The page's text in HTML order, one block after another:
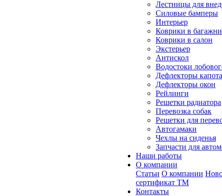
Лестницы для
Силовые бамперы
Интерьер
Коврики в
Коврики в салон
Экстерьер
Антискол
Водостоки
Дефлекторы капота
Дефлекторы окон
Рейлинги
Решетки радиатора
Перевозка собак
Решетки для
Автогамаки
Чехлы на сиденья
Запчасти для
Наши работы
О компании
Статьи О компании
сертификат ТМ
Контакты